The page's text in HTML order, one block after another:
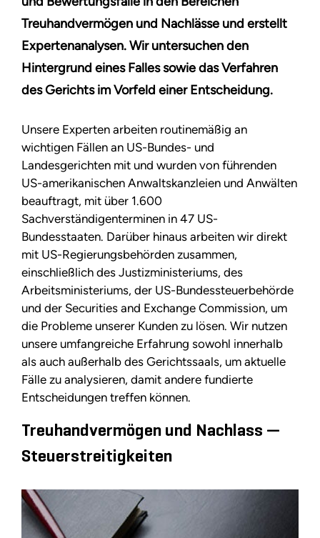
Treuhandvermögen und Nachlässe und erstellt
Expertenanalysen. Wir untersuchen den
Hintergrund eines Falles sowie das Verfahren
des Gerichts im Vorfeld einer Entscheidung.
Unsere Experten arbeiten routinemäßig an
wichtigen Fällen an US-Bundes- und
Landesgerichten mit und wurden von führenden
US-amerikanischen Anwaltskanzleien und Anwälten
beauftragt, mit über 1.600
Sachverständigenterminen in 47 US-
Bundesstaaten. Darüber hinaus arbeiten wir direkt
mit US-Regierungsbehörden zusammen,
einschließlich des Justizministeriums, des
Arbeitsministeriums, der US-Bundessteuerbehörde
und der Securities and Exchange Commission, um
die Probleme unserer Kunden zu lösen. Wir nutzen
unsere umfangreiche Erfahrung sowohl innerhalb
als auch außerhalb des Gerichtssaals, um aktuelle
Fälle zu analysieren, damit andere fundierte
Entscheidungen treffen können.
Treuhandvermögen und Nachlass —
Steuerstreitigkeiten